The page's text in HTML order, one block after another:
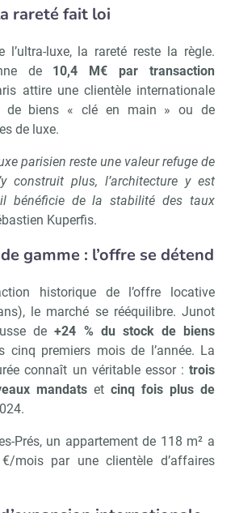
rareté fait loi
l’ultra-luxe, la rareté reste la règle.
de 10,4 M€ par transaction
attire une clientèle internationale
de biens « clé en main » ou de
de luxe.
parisien reste une valeur refuge de
construit plus, l’architecture y est
bénéficie de la stabilité des taux
Kuperfis.
gamme : l’offre se détend
historique de l’offre locative
le marché se rééquilibre. Junot
de+24 % du stock de biens
cinq premiers mois de l’année. La
connaît un véritable essor : trois
mandats et cinq fois plus de
Prés, un appartement de 118 m² a
mois par une clientèle d’affaires